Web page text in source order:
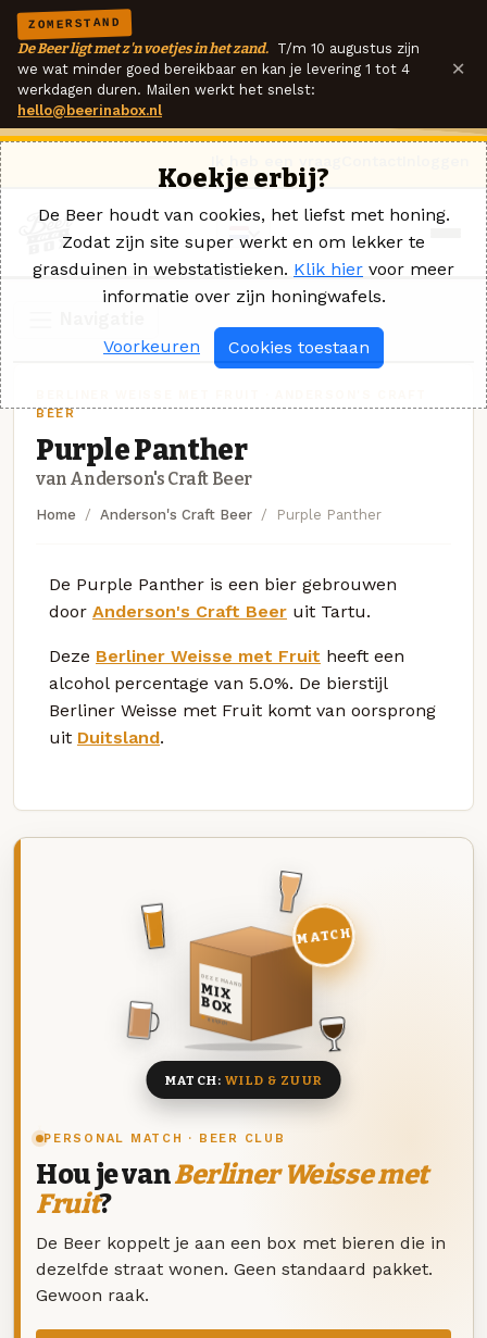
ZOMERSTAND
De Beer ligt met z'n voetjes in het zand. T/m 10 augustus zijn
we wat minder goed bereikbaar en kan je levering 1 tot 4
werkdagen duren. Mailen werkt het snelst:
hello@beerinabox.nl
×
BEER
Purple Panther
van Anderson's Craft Beer
Home Anderson's Craft Beer Purple Panther
De Purple Panther is een bier gebrouwen
door Anderson's Craft Beer uit Tartu.
Deze Berliner Weisse met Fruit heeft een
alcohol percentage van 5.0%. De bierstijl
Berliner Weisse met Fruit komt van oorsprong
uit Duitsland.
PERSONAL MATCH · BEER CLUB
Hou je vanBerliner Weisse met
Fruit?
De Beer koppelt je aan een box met bieren die in
dezelfde straat wonen. Geen standaard pakket.
Gewoon raak.
DEZE MAAND
MIX
BOX
8 BIEREN
MATCH
MATCH:WILD & ZUUR
Koekje erbij?
De Beer houdt van cookies, het liefst met honing.
Zodat zijn site super werkt en om lekker te
grasduinen in webstatistieken. Klik hier voor meer
informatie over zijn honingwafels.
Voorkeuren Cookies toestaan